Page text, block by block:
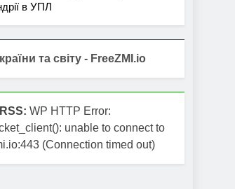
в УПЛ
та світу - FreeZMI.io
WP HTTP Error:
unable to connect to
(Connection timed out)